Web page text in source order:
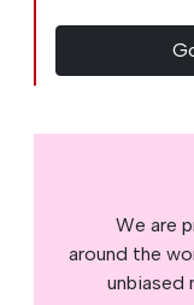
We are
around the
unbiased